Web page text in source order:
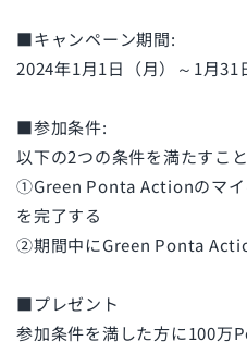
■キャンペーン期間:
2024年1月1日（月）～1月31
■参加条件:
以下の2つの条件を満たすこと
①Green Ponta Actionのマ
を完了する
②期間中にGreen Ponta
■プレゼント
参加条件を満した方に100万